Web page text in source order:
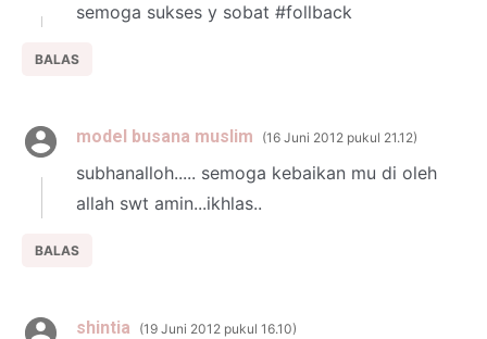
semoga sukses y sobat #follback
BALAS
model busana muslim 16 Juni 2012 pukul 21.12
subhanalloh..... semoga kebaikan mu di oleh
allah swt amin...ikhlas..
BALAS
shintia 19 Juni 2012 pukul 16.10